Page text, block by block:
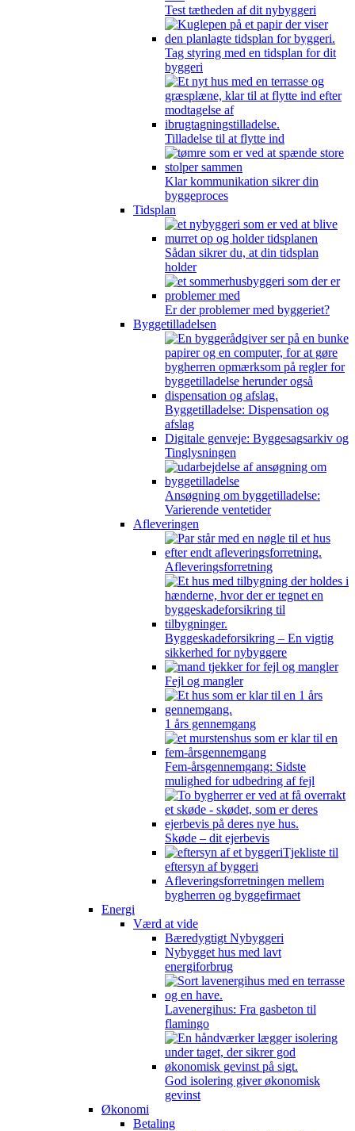
Test tætheden af dit nybyggeri
Tag styring med en tidsplan for dit
byggeri
Tilladelse til at flytte ind
Klar kommunikation sikrer din
byggeproces
Tidsplan
Sådan sikrer du, at din tidsplan
holder
Er der problemer med byggeriet?
Byggetilladelsen
Byggetilladelse: Dispensation og
afslag
Digitale genveje: Byggesagsarkiv og
Tinglysningen
Ansøgning om byggetilladelse:
Varierende ventetider
Afleveringen
Afleveringsforretning
Byggeskadeforsikring – En vigtig
sikkerhed for nybyggere
Fejl og mangler
1 års gennemgang
Fem-årsgennemgang: Sidste
mulighed for udbedring af fejl
Skøde – dit ejerbevis
Tjekliste til
eftersyn af byggeri
Afleveringsforretningen mellem
bygherren og byggefirmaet
Energi
Værd at vide
Bæredygtigt Nybyggeri
Nybygget hus med lavt
energiforbrug
Lavenergihus: Fra gasbeton til
flamingo
God isolering giver økonomisk
gevinst
Økonomi
Betaling